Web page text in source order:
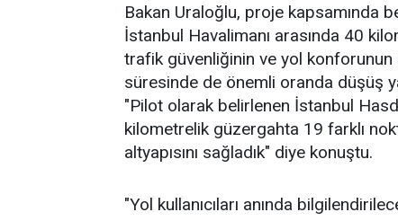
Bakan Uraloğlu, proje kapsamında
İstanbul Havalimanı arasında 40
trafik güvenliğinin ve yol konforunun
süresinde de önemli oranda düşüş
"Pilot olarak belirlenen İstanbul
kilometrelik güzergahta 19 farklı
altyapısını sağladık" diye konuştu.
"Yol kullanıcıları anında